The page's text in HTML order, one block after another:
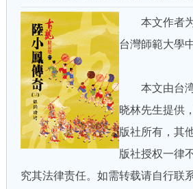
本文作者为
台灣師範大學
本文由台湾
晓林先生提供
版社所有，其
版社授权一律
究其法律责任。如需转载请自行联